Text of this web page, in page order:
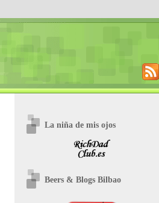
La niña de mis ojos
Beers & Blogs Bilbao